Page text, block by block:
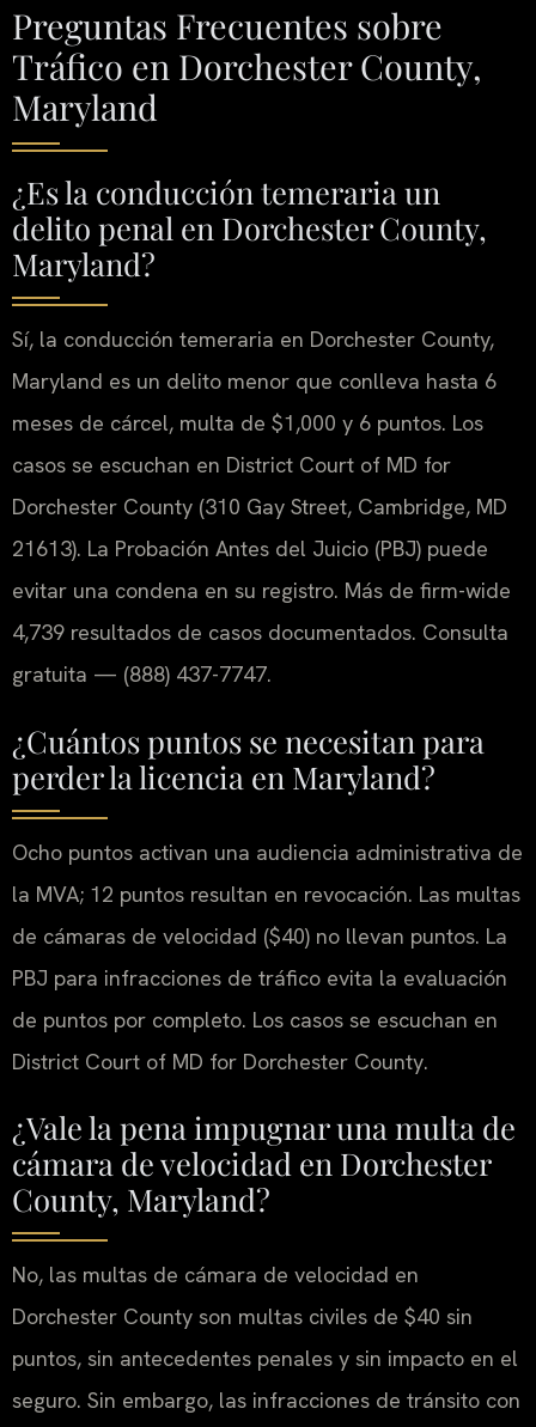
Preguntas Frecuentes sobre
Tráfico en Dorchester County,
Maryland
¿Es la conducción temeraria un
delito penal en Dorchester County,
Maryland?
Sí, la conducción temeraria en Dorchester County,
Maryland es un delito menor que conlleva hasta 6
meses de cárcel, multa de $1,000 y 6 puntos. Los
casos se escuchan en District Court of MD for
Dorchester County (310 Gay Street, Cambridge, MD
21613). La Probación Antes del Juicio (PBJ) puede
evitar una condena en su registro. Más de firm-wide
4,739 resultados de casos documentados. Consulta
gratuita — (888) 437-7747.
¿Cuántos puntos se necesitan para
perder la licencia en Maryland?
Ocho puntos activan una audiencia administrativa de
la MVA; 12 puntos resultan en revocación. Las multas
de cámaras de velocidad ($40) no llevan puntos. La
PBJ para infracciones de tráfico evita la evaluación
de puntos por completo. Los casos se escuchan en
District Court of MD for Dorchester County.
¿Vale la pena impugnar una multa de
cámara de velocidad en Dorchester
County, Maryland?
No, las multas de cámara de velocidad en
Dorchester County son multas civiles de $40 sin
puntos, sin antecedentes penales y sin impacto en el
seguro. Sin embargo, las infracciones de tránsito con